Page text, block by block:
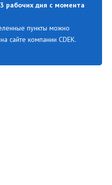
рабочих дня с момента
пункты можно
сайте компании CDEK.